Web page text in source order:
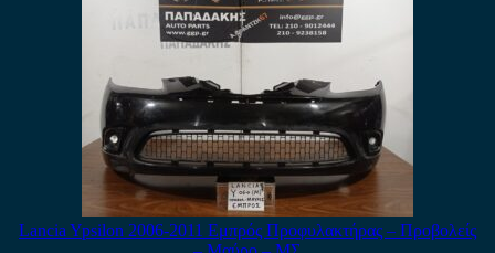
Lancia Ypsilon 2006-2011 Εμπρός Προφυλακτήρας – Προβολείς